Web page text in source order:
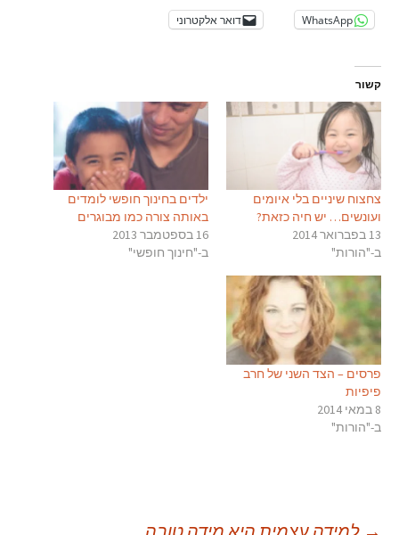
WhatsApp דואר אלקטרוני
קשור
צחצוח שיניים בלי איומים
ועונשים… יש חיה כזאת?
13 בפברואר 2014
ב-"הורות"
ילדים בחינוך חופשי לומדים
באותה צורה כמו מבוגרים
16 בספטמבר 2013
ב-"חינוך חופשי"
פרסים – הצד השני של חרב
פיפיות
8 במאי 2014
ב-"הורות"